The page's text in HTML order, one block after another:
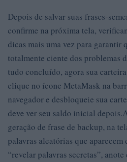
Depois de salvar suas frases-
confirme na próxima tela,
dicas mais uma vez para garantir
totalmente ciente dos problemas
tudo concluído, agora sua
clique no ícone MetaMask na
navegador e desbloqueie sua
deve ver seu saldo inicial
geração de frase de backup, na
palavras aleatórias que
“revelar palavras secretas”,